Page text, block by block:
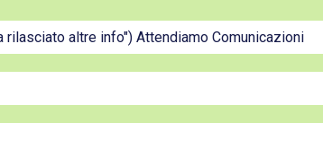
rilasciato altre info") Attendiamo Comunicazioni